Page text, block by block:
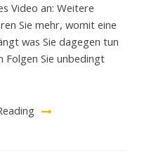
Video an: Weitere
Sie mehr, womit eine
was Sie dagegen tun
Folgen Sie unbedingt